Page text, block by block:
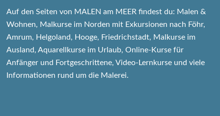
Auf den Seiten von MALEN am MEER findest du: Malen &
Wohnen, Malkurse im Norden mit Exkursionen nach Föhr,
Amrum, Helgoland, Hooge, Friedrichstadt, Malkurse im
Ausland, Aquarellkurse im Urlaub, Online-Kurse für
Anfänger und Fortgeschrittene, Video-Lernkurse und viele
Informationen rund um die Malerei.